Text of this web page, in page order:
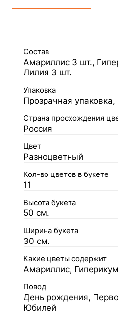
Состав
Амариллис 3 шт.,
Лилия 3 шт.
Упаковка
Прозрачная упаковка,
Страна просхождения
Россия
Цвет
Разноцветный
Кол-во цветов в букете
11
Высота букета
50 см.
Ширина букета
30 см.
Какие цветы содержит
Амариллис,
Повод
День рождения,
Юбилей